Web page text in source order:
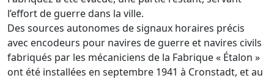
l’effort de guerre dans la ville.
Des sources autonomes de signaux horaires précis
avec encodeurs pour navires de guerre et navires civils
fabriqués par les mécaniciens de la Fabrique « Étalon »
ont été installées en septembre 1941 à Cronstadt, et au